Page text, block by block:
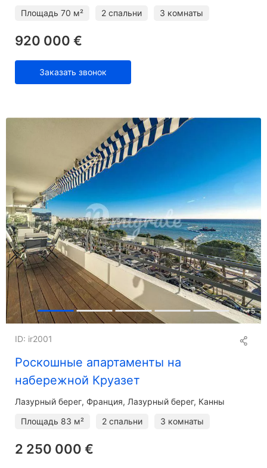
Площадь 70 м² 2 спальни 3 комнаты
920 000 €
Заказать звонок
+5
Роскошные апартаменты на
набережной Круазет
ID: ir2001
Лазурный берег Франция, Лазурный берег, Канны
Площадь 83 м² 2 спальни 3 комнаты
2 250 000 €